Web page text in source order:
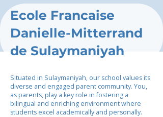
Ecole Francaise
Danielle-Mitterrand
de Sulaymaniyah
Situated in Sulaymaniyah, our school values its
diverse and engaged parent community. You,
as parents, play a key role in fostering a
bilingual and enriching environment where
students excel academically and personally.